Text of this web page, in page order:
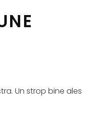
Un strop bine ales